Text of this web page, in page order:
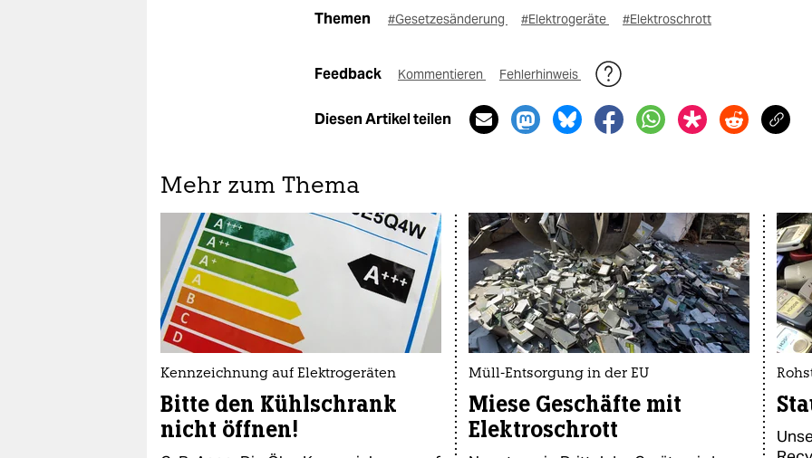
Themen #Gesetzesänderung #Elektrogeräte #Elektroschrott
Feedback Kommentieren Fehlerhinweis
Diesen Artikel teilen
Mehr zum Thema
Kennzeichnung auf Elektrogeräten
Bitte den Kühlschrank
nicht öffnen!
Müll-Entsorgung in der EU
Miese Geschäfte mit
Elektroschrott